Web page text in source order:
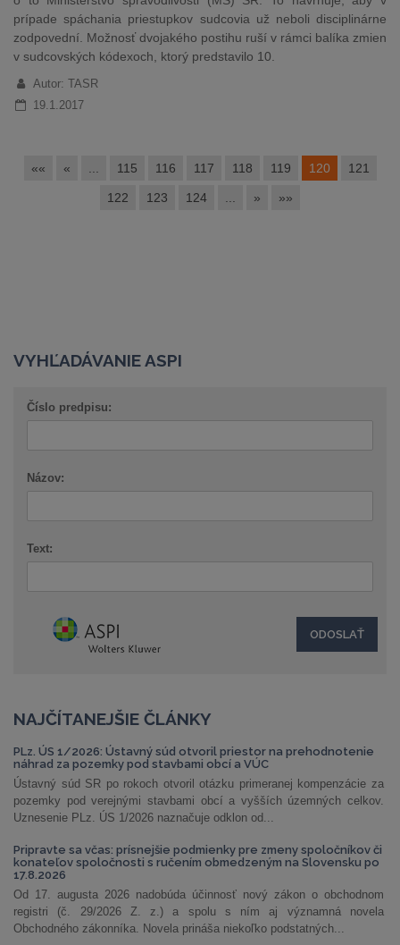
prípade spáchania priestupkov sudcovia už neboli disciplinárne
zodpovední. Možnosť dvojakého postihu ruší v rámci balíka zmien
v sudcovských kódexoch, ktorý predstavilo 10.
Autor: TASR
19.1.2017
«« « 115 116 117 118 119 120 121
122 123 124 » »»
VYHĽADÁVANIE ASPI
Číslo predpisu:
Názov:
Text:
NAJČÍTANEJŠIE ČLÁNKY
PLz. ÚS 1/2026: Ústavný súd otvoril priestor na prehodnotenie
náhrad za pozemky pod stavbami obcí a VÚC
Ústavný súd SR po rokoch otvoril otázku primeranej kompenzácie za
pozemky pod verejnými stavbami obcí a vyšších územných celkov.
Uznesenie PLz. ÚS 1/2026 naznačuje odklon od...
Pripravte sa včas: prísnejšie podmienky pre zmeny spoločníkov či
konateľov spoločnosti s ručením obmedzeným na Slovensku po
17.8.2026
Od 17. augusta 2026 nadobúda účinnosť nový zákon o obchodnom
registri (č. 29/2026 Z. z.) a spolu s ním aj významná novela
Obchodného zákonníka. Novela prináša niekoľko podstatných...